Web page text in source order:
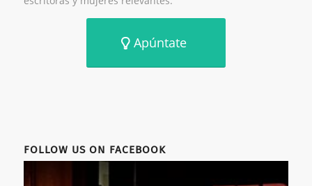
Apúntate
FOLLOW US ON FACEBOOK